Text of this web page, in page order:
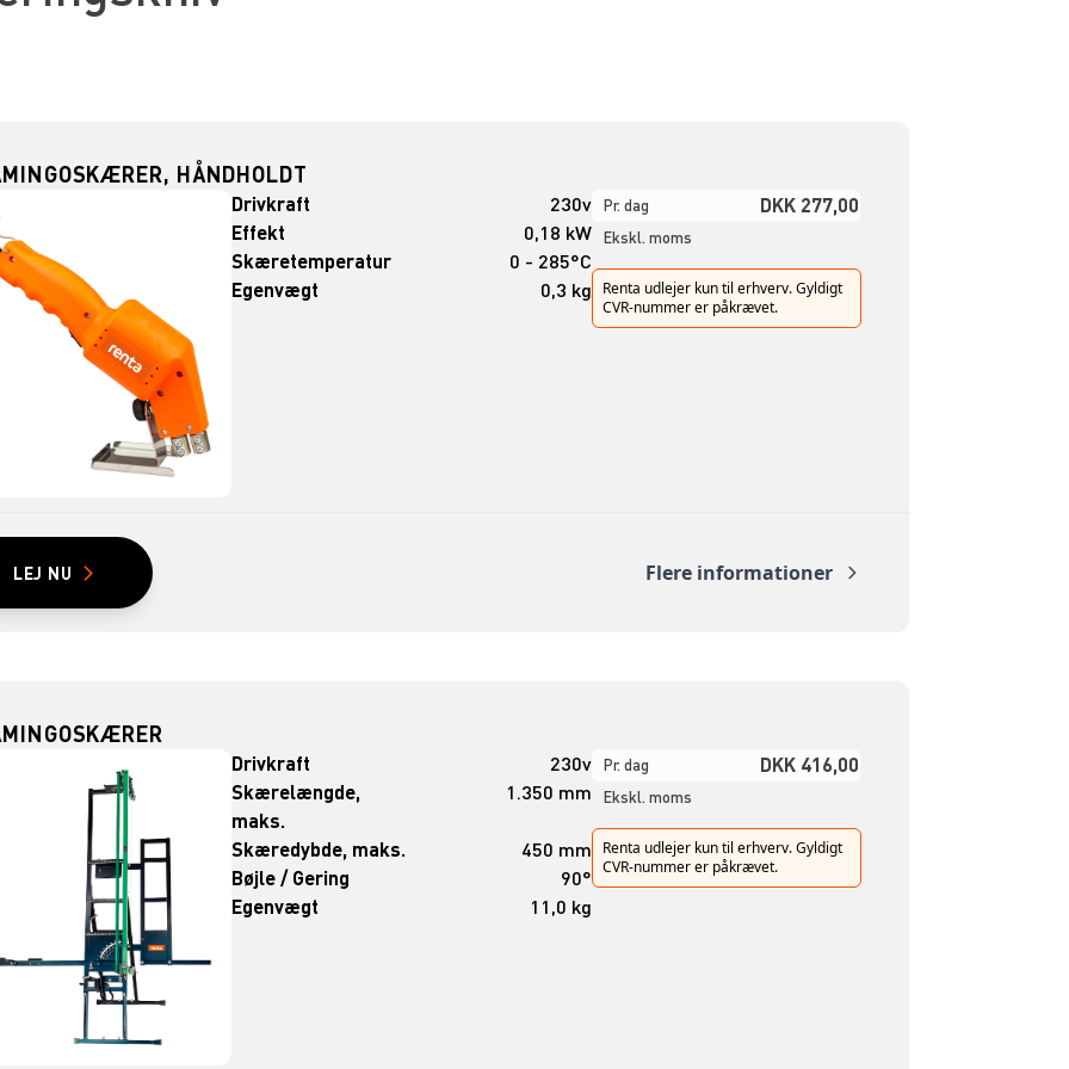
HÅNDHOLDT
Drivkraft
230v
Effekt
0,18 kW
Skæretemperatur
0 - 285°C
Egenvægt
0,3 kg
Pr. dag DKK 277,00
Ekskl. moms
Renta udlejer kun til erhverv. Gyldigt
CVR-nummer er påkrævet.
LEJ NU Flere informationer
Drivkraft
230v
Skærelængde,
maks.
1.350 mm
Skæredybde, maks.
450 mm
Bøjle / Gering
90°
Egenvægt
11,0 kg
Pr. dag DKK 416,00
Ekskl. moms
Renta udlejer kun til erhverv. Gyldigt
CVR-nummer er påkrævet.